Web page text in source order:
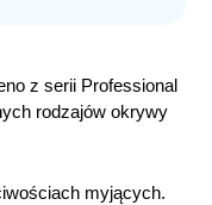
z serii Professional
rodzajów okrywy
myjących.